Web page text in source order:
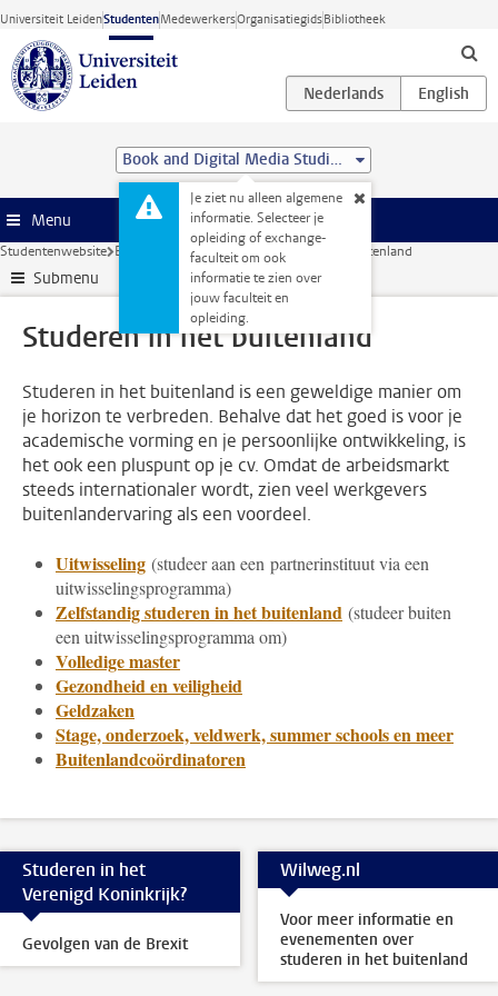
Ga direct naar de inhoud
Universiteit LeidenStudentenMedewerkersOrganisatiegidsBibliotheek
Book and Digital Media Studies (MA)
Je ziet nu alleen algemene
informatie. Selecteer je
opleiding of exchange-
faculteit om ook
informatie te zien over
jouw faculteit en
opleiding.
Menu
Studentenwebsite Extra studieactiviteiten Studeren in het buitenland
Submenu
Studeren in het buitenland
Studeren in het buitenland is een geweldige manier om
je horizon te verbreden. Behalve dat het goed is voor je
academische vorming en je persoonlijke ontwikkeling, is
het ook een pluspunt op je cv. Omdat de arbeidsmarkt
steeds internationaler wordt, zien veel werkgevers
buitenlandervaring als een voordeel.
Uitwisseling (studeer aan een partnerinstituut via een
uitwisselingsprogramma)
Zelfstandig studeren in het buitenland (studeer buiten
een uitwisselingsprogramma om)
Volledige master
Gezondheid en veiligheid
Geldzaken
Stage, onderzoek, veldwerk, summer schools en meer
Buitenlandcoördinatoren
Studeren in het
Verenigd Koninkrijk?
Gevolgen van de Brexit
Wilweg.nl
Voor meer informatie en
evenementen over
studeren in het buitenland